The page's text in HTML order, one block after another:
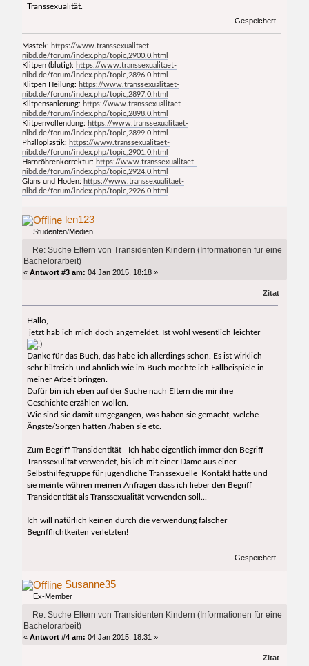
Transsexualität.
Gespeichert
Mastek: https://www.transsexualitaet-
nibd.de/forum/index.php/topic,2900.0.html
Klitpen (blutig): https://www.transsexualitaet-
nibd.de/forum/index.php/topic,2896.0.html
Klitpen Heilung: https://www.transsexualitaet-
nibd.de/forum/index.php/topic,2897.0.html
Klitpensanierung: https://www.transsexualitaet-
nibd.de/forum/index.php/topic,2898.0.html
Klitpenvollendung: https://www.transsexualitaet-
nibd.de/forum/index.php/topic,2899.0.html
Phalloplastik: https://www.transsexualitaet-
nibd.de/forum/index.php/topic,2901.0.html
Harnröhrenkorrektur: https://www.transsexualitaet-
nibd.de/forum/index.php/topic,2924.0.html
Glans und Hoden: https://www.transsexualitaet-
nibd.de/forum/index.php/topic,2926.0.html
len123
Studenten/Medien
Re: Suche Eltern von Transidenten Kindern (Informationen für eine
Bachelorarbeit)
«Antwort #3 am: 04.Jan 2015, 18:18 »
Zitat
Hallo,
jetzt hab ich mich doch angemeldet. Ist wohl wesentlich leichter
Danke für das Buch, das habe ich allerdings schon. Es ist wirklich
sehr hilfreich und ähnlich wie im Buch möchte ich Fallbeispiele in
meiner Arbeit bringen.
Dafür bin ich eben auf der Suche nach Eltern die mir ihre
Geschichte erzählen wollen.
Wie sind sie damit umgegangen, was haben sie gemacht, welche
Ängste/Sorgen hatten /haben sie etc.
Zum Begriff Transidentität - Ich habe eigentlich immer den Begriff
Transsexulität verwendet, bis ich mit einer Dame aus einer
Selbsthilfegruppe für jugendliche Transsexuelle Kontakt hatte und
sie meinte währen meinen Anfragen dass ich lieber den Begriff
Transidentität als Transsexualität verwenden soll...
Ich will natürlich keinen durch die verwendung falscher
Begrifflichtkeiten verletzten!
Gespeichert
Susanne35
Ex-Member
Re: Suche Eltern von Transidenten Kindern (Informationen für eine
Bachelorarbeit)
«Antwort #4 am: 04.Jan 2015, 18:31 »
Zitat